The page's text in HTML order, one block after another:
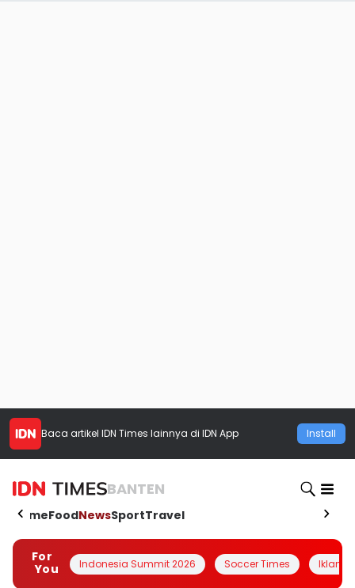
Baca artikel IDN Times lainnya di IDN App Install
BANTEN
HomeFoodNewsSportTravel
For
You
Indonesia Summit 2026 Soccer Times Iklanin